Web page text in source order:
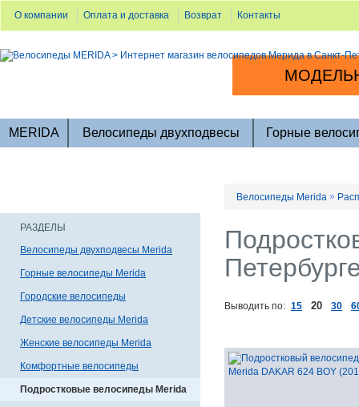
О компании Оплата и доставка Возврат Контакты
MERIDA Велосипеды двухподвесы Горные
РАЗДЕЛЫ
Велосипеды двухподвесы Merida
Горные велосипеды Merida
Городские велосипеды
Детские велосипеды Merida
Женские велосипеды Merida
Комфортные велосипеды
Подростковые велосипеды Merida
Велосипеды Merida »
Выводить по: 15 20 30